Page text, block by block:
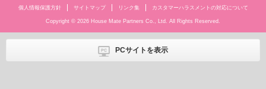
個人情報保護方針 サイトマップ リンク集 カスタマーハラスメントの対応について
Copyright © 2026 House Mate Partners Co., Ltd. All Rights Reserved.
PCサイトを表示